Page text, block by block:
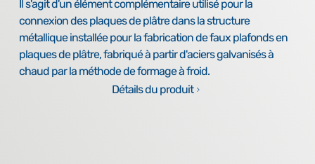
Il s'agit d'un élément complémentaire utilisé pour la
connexion des plaques de plâtre dans la structure
métallique installée pour la fabrication de faux plafonds en
plaques de plâtre, fabriqué à partir d'aciers galvanisés à
chaud par la méthode de formage à froid.
Détails du produit